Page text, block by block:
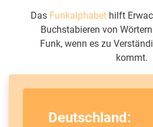
Das Funkalphabet hilft
Buchstabieren von
Funk, wenn es zu
kommt.
Deutschland: